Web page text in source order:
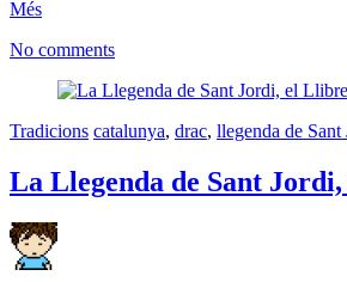
Més
No comments
Tradicions catalunya, drac, llegenda de Sant
La Llegenda de Sant